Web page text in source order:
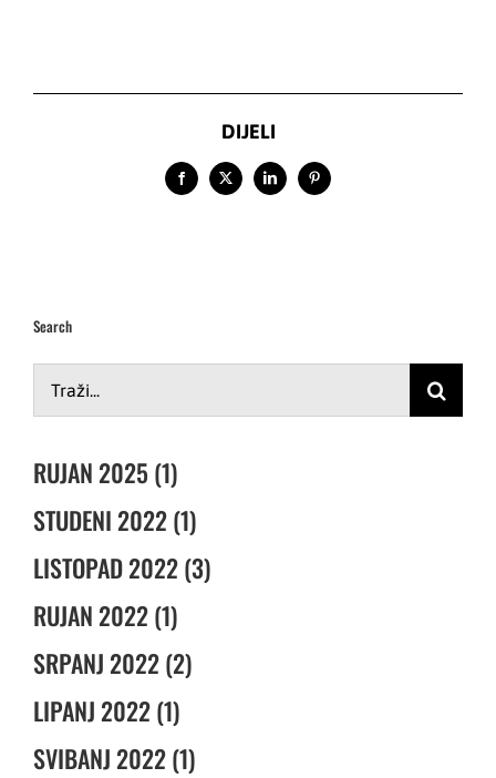
DIJELI
Facebook
X LinkedInPinterest
Search
Traži...
RUJAN 2025 (1)
STUDENI 2022 (1)
LISTOPAD 2022 (3)
RUJAN 2022 (1)
SRPANJ 2022 (2)
LIPANJ 2022 (1)
SVIBANJ 2022 (1)